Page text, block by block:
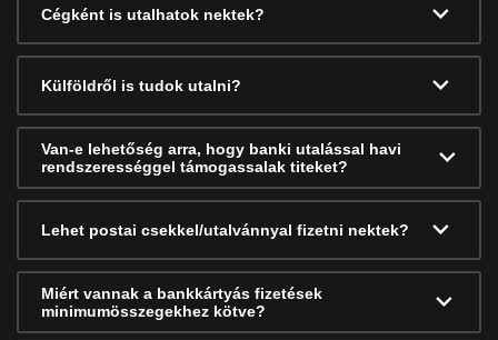
Cégként is utalhatok nektek?
Külföldről is tudok utalni?
Van-e lehetőség arra, hogy banki utalással havi
rendszerességgel támogassalak titeket?
Lehet postai csekkel/utalvánnyal fizetni nektek?
Miért vannak a bankkártyás fizetések
minimumösszegekhez kötve?